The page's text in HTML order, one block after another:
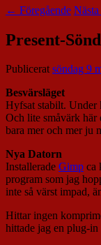
← Föregående Nästa
Present-
Publiceratsöndag 9
Besvärsläget
Hyfsat stabilt. Under
Och lite småvärk
bara mer och mer ju
Nya Datorn
Installerade Gimp ca
program som jag
inte så värst impad,
Hittar ingen
hittade jag en plug-